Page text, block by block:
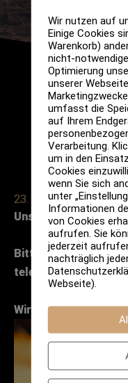
23. November 2022
Unser offenes
Bitte nurunter
telefonisch.
Wir freuen uns auf
Wir nutzen auf
Einige Cookies
Warenkorb)
nicht-
Optimierung
unserer
umfasst die
auf Ihrem
Verarbeitung.
um in den
Cookies
wenn Sie sich
unter
Informationen
von Cookies
aufrufen. Sie
jederzeit
nachträglich
Webseite).